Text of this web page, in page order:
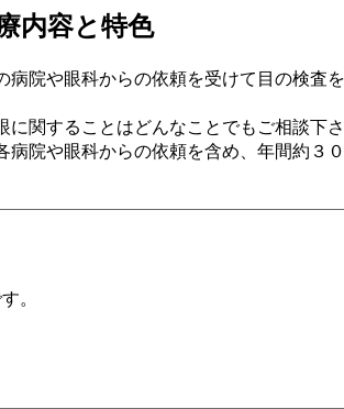
内容と特色
院や眼科からの依頼を受けて目の検査
関することはどんなことでもご相談下さ
院や眼科からの依頼を含め、年間約３
。